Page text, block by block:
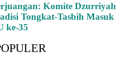
Komite Dzurriyah
Tongkat-Tasbih Masuk
ke-35